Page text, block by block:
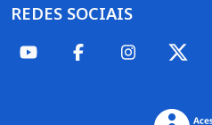
REDES SOCIAIS